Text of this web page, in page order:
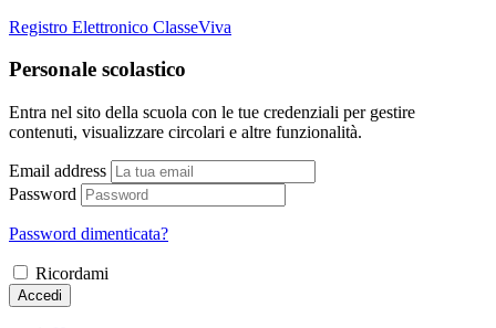
Registro Elettronico ClasseViva
Personale scolastico
Entra nel sito della scuola con le tue credenziali per gestire
contenuti, visualizzare circolari e altre funzionalità.
Email address
Password
Password dimenticata?
Ricordami
Accedi